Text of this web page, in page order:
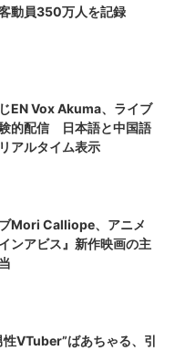
動員350万人を記録
EN Vox Akuma、ライブ
的配信 日本語と中国語
アルタイム表示
Mori Calliope、アニメ
インアビス』新作映画の主
性VTuber”ばあちゃる、引